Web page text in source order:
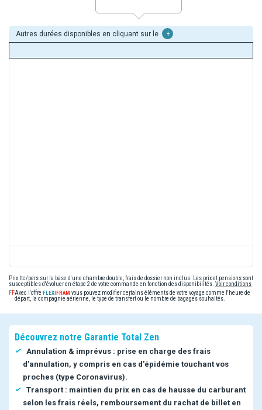
Autres durées disponibles en cliquant sur le +
Prix ttc/pers sur la base d'une chambre double, frais de dossier non inclus. Les prix et pensions sont
susceptibles d'évoluer en étape 2 de votre commande en fonction des disponibilités. Voir conditions
Avec l'offre
vous pouvez modifier certains éléments de votre voyage comme l'heure de
départ, la compagnie aérienne, le type de transfert ou le nombre de bagages souhaités.
Découvrez notre Garantie Total Zen
Annulation & imprévus : prise en charge des frais
d'annulation, y compris en cas d'épidémie touchant vos
proches (type Coronavirus).
Transport : maintien du prix en cas de hausse du carburant
selon les frais réels, remboursement du rachat de billet en